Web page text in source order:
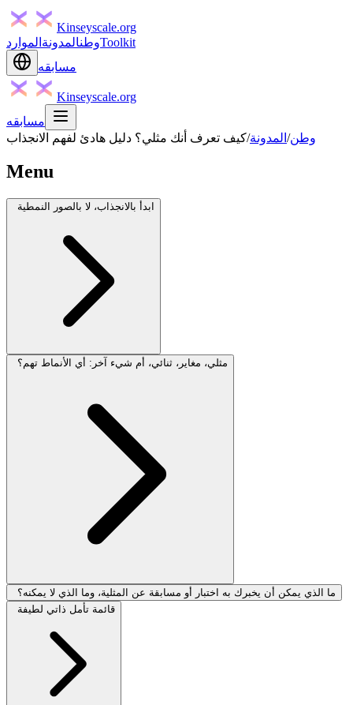
Kinseyscale.org
وطنالمدونة الموارد
Toolkit
مسابقه
Kinseyscale.org
مسابقه
وطن/ المدونة/كيف تعرف أنك مثلي؟ دليل هادئ لفهم الانجذاب
Menu
ابدأ بالانجذاب، لا بالصور النمطية
مثلي، مغاير، ثنائي، أم شيء آخر: أي الأنماط تهم؟
ما الذي يمكن أن يخبرك به اختبار أو مسابقة عن المثلية، وما الذي لا يمكنه؟
قائمة تأمل ذاتي لطيفة